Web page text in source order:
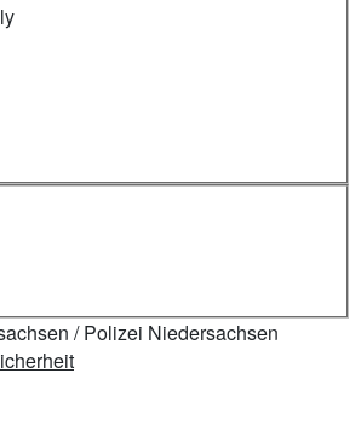
/ Polizei Niedersachsen